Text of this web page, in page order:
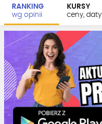
RANKING
wg opinii
KURSY
ceny, daty